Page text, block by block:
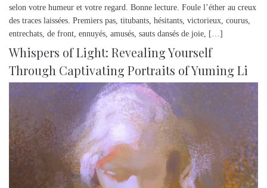
selon votre humeur et votre regard. Bonne lecture. Foule l’éther au creux
des traces laissées. Premiers pas, titubants, hésitants, victorieux, courus,
entrechats, de front, ennuyés, amusés, sauts dansés de joie, […]
Whispers of Light: Revealing Yourself
Through Captivating Portraits of Yuming Li